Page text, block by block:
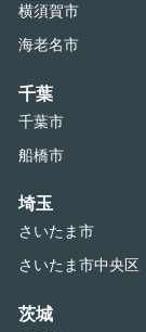
横須賀市
海老名市
千葉
千葉市
船橋市
埼玉
さいたま市
さいたま市中央区
茨城